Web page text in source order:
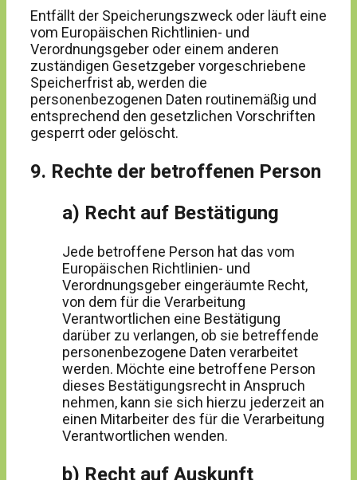
Entfällt der Speicherungszweck oder läuft eine
vom Europäischen Richtlinien- und
Verordnungsgeber oder einem anderen
zuständigen Gesetzgeber vorgeschriebene
Speicherfrist ab, werden die
personenbezogenen Daten routinemäßig und
entsprechend den gesetzlichen Vorschriften
gesperrt oder gelöscht.
9. Rechte der betroffenen Person
a) Recht auf Bestätigung
Jede betroffene Person hat das vom
Europäischen Richtlinien- und
Verordnungsgeber eingeräumte Recht,
von dem für die Verarbeitung
Verantwortlichen eine Bestätigung
darüber zu verlangen, ob sie betreffende
personenbezogene Daten verarbeitet
werden. Möchte eine betroffene Person
dieses Bestätigungsrecht in Anspruch
nehmen, kann sie sich hierzu jederzeit an
einen Mitarbeiter des für die Verarbeitung
Verantwortlichen wenden.
b) Recht auf Auskunft